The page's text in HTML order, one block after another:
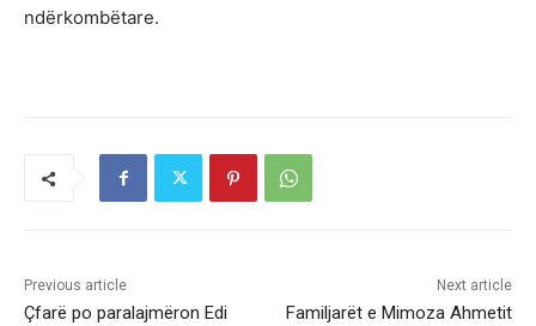
ndërkombëtare.
Previous article
Çfarë po paralajmëron Edi
Next article
Familjarët e Mimoza Ahmetit